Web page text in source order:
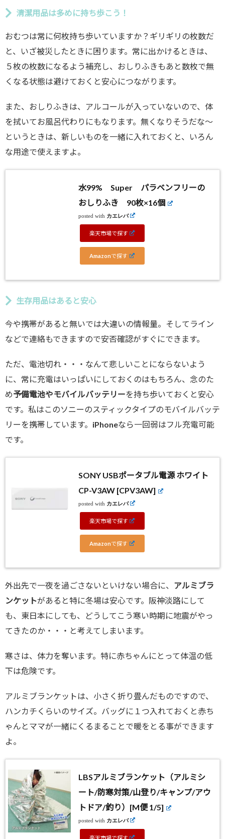
清潔用品は多めに持ち歩こう！
おむつは常に何枚持ち歩いていますか？ギリギリの枚数だ
と、いざ被災したときに困ります。常に出かけるときは、
５枚の枚数になるよう補充し、おしりふきもあと数枚で無
くなる状態は避けておくと安心につながります。
また、おしりふきは、アルコールが入っていないので、体
を拭いてお風呂代わりにもなります。無くなりそうだな〜
というときは、新しいものを一緒に入れておくと、いろん
な用途で使えますよ。
水99% Super パラベンフリーの
おしりふき 90枚×16個
posted with カエレバ
楽天市場で探す
Amazonで探す
生存用品はあると安心
今や携帯があると無いでは大違いの情報量。そしてライン
などで連絡もできますので安否確認がすぐにできます。
ただ、電池切れ・・・なんて悲しいことにならないよう
に、常に充電はいっぱいにしておくのはもちろん、念のた
め予備電池やモバイルバッテリーを持ち歩いておくと安心
です。私はこのソニーのスティックタイプのモバイルバッテ
リーを携帯しています。iPhoneなら一回弱はフル充電可能
です。
SONY USBポータブル電源 ホワイト
CP-V3AW [CPV3AW]
posted with カエレバ
楽天市場で探す
Amazonで探す
外出先で一夜を過ごさないといけない場合に、 アルミブラ
ンケットがあると特に冬場は安心です。阪神淡路にして
も、東日本にしても、どうしてこう寒い時期に地震がやっ
てきたのか・・・と考えてしまいます。
寒さは、体力を奪います。特に赤ちゃんにとって体温の低
下は危険です。
アルミブランケットは、小さく折り畳んだものですので、
ハンカチくらいのサイズ。バッグに１つ入れておくと赤ち
ゃんとママが一緒にくるまることで暖をとる事ができます
よ。
LBSアルミブランケット（アルミシ
ート/防寒対策/山登り/キャンプ/アウ
トドア/釣り）[M便 1/5]
posted with カエレバ